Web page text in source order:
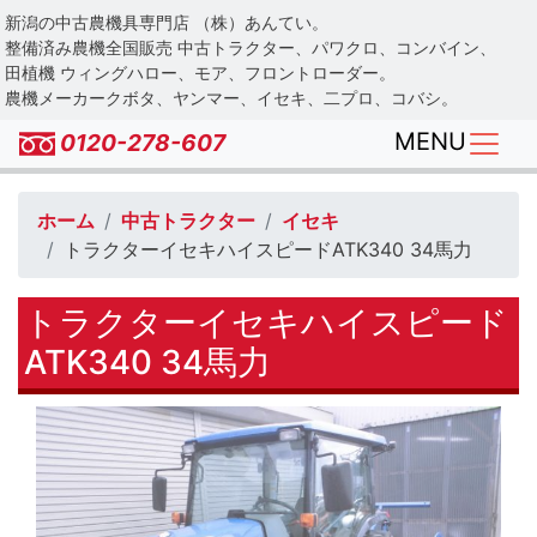
Skip
to
main
content
新潟の中古農機具専門店 （株）あんてい。
整備済み農機全国販売 中古トラクター、パワクロ、コンバイン、
田植機 ウィングハロー、モア、フロントローダー。
農機メーカークボタ、ヤンマー、イセキ、二プロ、コバシ。
0120-278-607 MENU
ホーム 中古トラクター
イセキ
トラクターイセキハイスピードATK340 34馬力
トラクターイセキハイスピード
ATK340 34馬力